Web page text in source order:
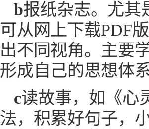
b报纸杂志。尤其
可从网上下载PDF
出不同视角。主要
形成自己的思想体
c读故事，如《心
法，积累好句子，